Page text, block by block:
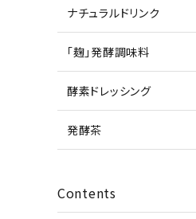
ナチュラルドリンク
「麹」発酵調味料
酵素ドレッシング
発酵茶
Contents